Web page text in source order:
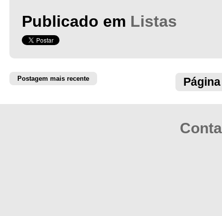
Publicado em Listas
Postagem mais recente